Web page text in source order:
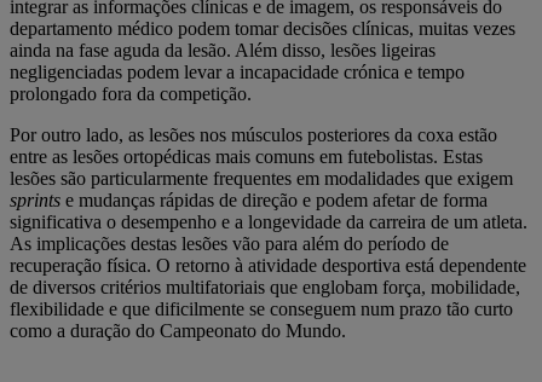
integrar as informações clínicas e de imagem, os responsáveis do
departamento médico podem tomar decisões clínicas, muitas vezes
ainda na fase aguda da lesão. Além disso, lesões ligeiras
negligenciadas podem levar a incapacidade crónica e tempo
prolongado fora da competição.
Por outro lado, as lesões nos músculos posteriores da coxa estão
entre as lesões ortopédicas mais comuns em futebolistas. Estas
lesões são particularmente frequentes em modalidades que exigem
sprints e mudanças rápidas de direção e podem afetar de forma
significativa o desempenho e a longevidade da carreira de um atleta.
As implicações destas lesões vão para além do período de
recuperação física. O retorno à atividade desportiva está dependente
de diversos critérios multifatoriais que englobam força, mobilidade,
flexibilidade e que dificilmente se conseguem num prazo tão curto
como a duração do Campeonato do Mundo.